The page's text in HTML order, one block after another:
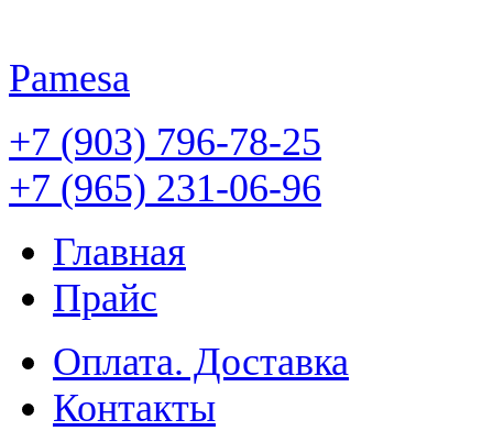
Pamesa
+7 (903) 796-78-25
+7 (965) 231-06-96
Главная
Прайс
Оплата. Доставка
Контакты